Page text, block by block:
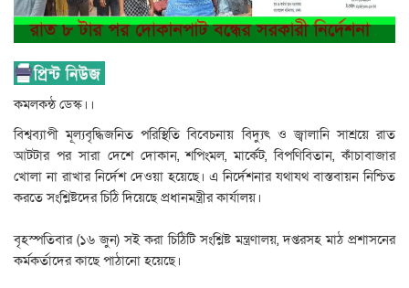
কমলকন্ঠ ডেস্ক।।
বিশ্বব্যাপী মূল্যবৃদ্ধিজনিত পরিস্থিতি বিবেচনায় বিদ্যুৎ ও জ্বালানি সাশ্রয়ে রাত
আটটার পর সারা দেশে দোকান, শপিংমল, মার্কেট, বিপণিবিতান, কাঁচাবাজার
খোলা না রাখার নির্দেশ দেওয়া হয়েছে। এ নির্দেশনার যথাযথ বাস্তবায়ন নিশ্চিত
করতে সংশ্লিষ্টদের চিঠি দিয়েছে প্রধানমন্ত্রীর কার্যালয়।
বৃহস্পতিবার (১৬ জুন) সই করা চিঠিটি সংশ্লিষ্ট মন্ত্রণালয়, দপ্তরসহ মাঠ প্রশাসনের
কর্মকর্তাদের কাছে পাঠানো হয়েছে।